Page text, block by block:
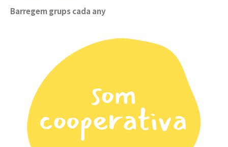
Barregem grups cada any